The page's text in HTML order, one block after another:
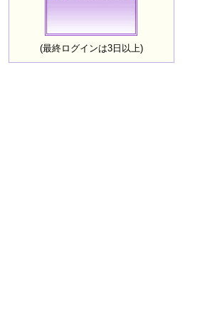
(最終ログインは3日以上)